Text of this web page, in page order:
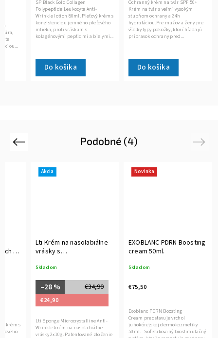
Do košíka
SP Black Gold Collagen
Polypeptide Leukocyte Anti-
Wrinkle lotion 80ml. Pleťový krém s
konzistenciou jemného pleťového
mlieka, proti vráskam s
kolagénovými peptidmi a bielymi...
Do košíka
Ochranný krém na tvár SPF 50+
Krém na tvár s veľmi vysokým
stupňom ochrany a 24h
hydratáciou.Pre mužov a ženy pre
všetky typy pokožky, ktorí hľadajú
prípravok ochrany pred...
Podobné (4)
Previous
a
krém s
Akcia
Lti Krém na nasolabiálne
vrásky s
spiculami 2x10g.
Skladom
€34,90
–28 %
€24,90
Lti Sponge Microcrystalline Anti-
Wrinkle krém na nasolabiálne
vrásky 2x10g. Patentované zloženie
Novinka
EXOBLANC PDRN Boosting
cream 50ml.
Skladom
€75,50
Exoblanc PDRN Boosting
Cream predstavuje vrchol
juhokórejskej dermokozmetiky
50ml. Sofistikovaný biostimulačný
Next